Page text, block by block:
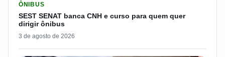
ÔNIBUS
SEST SENAT banca CNH e curso para quem quer
dirigir ônibus
3 de agosto de 2026